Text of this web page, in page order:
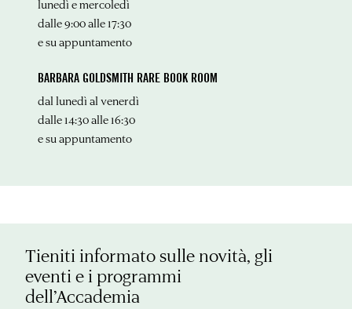
lunedì e mercoledì
dalle 9:00 alle 17:30
e su appuntamento
BARBARA GOLDSMITH RARE BOOK ROOM
dal lunedì al venerdì
dalle 14:30 alle 16:30
e su appuntamento
Tieniti informato sulle novità, gli
eventi e i programmi
dell’Accademia